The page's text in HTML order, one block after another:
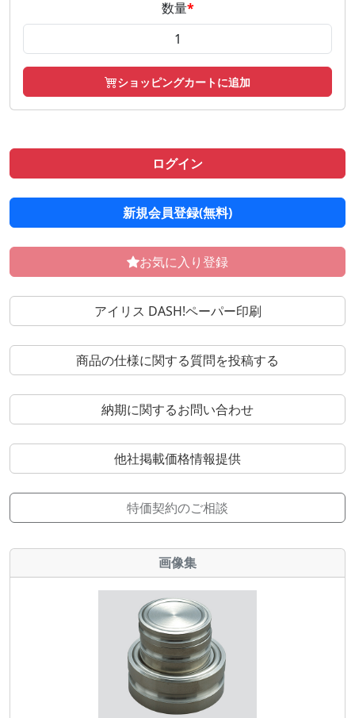
数量*
ショッピングカートに追加
ログイン
新規会員登録(無料)
お気に入り登録
アイリス DASH!ペーパー印刷
商品の仕様に関する質問を投稿する
納期に関するお問い合わせ
他社掲載価格情報提供
特価契約のご相談
画像集